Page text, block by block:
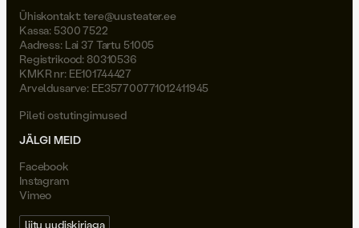
Ühiskontakt:tere@uusteater.ee
Kassa: 5300 7522
Aadress: Lai 37 Tartu 51005
Registrikood: 80310536
KMKR nr: EE101744427
Arveldusarve: EE357700771012411945
Pileti ostutingimused
JÄLGI MEID
Facebook
Instagram
Vimeo
liitu uudiskirjaga